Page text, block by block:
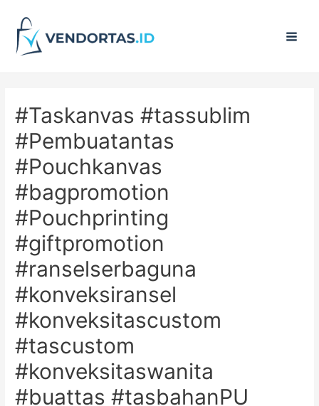
#Taskanvas #tassublim
#Pembuatantas
#Pouchkanvas
#bagpromotion
#Pouchprinting
#giftpromotion
#ranselserbaguna
#konveksiransel
#konveksitascustom
#tascustom
#konveksitaswanita
#buattas #tasbahanPU